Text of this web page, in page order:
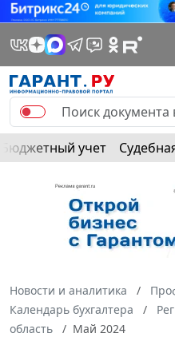
Бюджетный учет
Новости и аналитика
Календарь бухгалтера
область
Май 2024